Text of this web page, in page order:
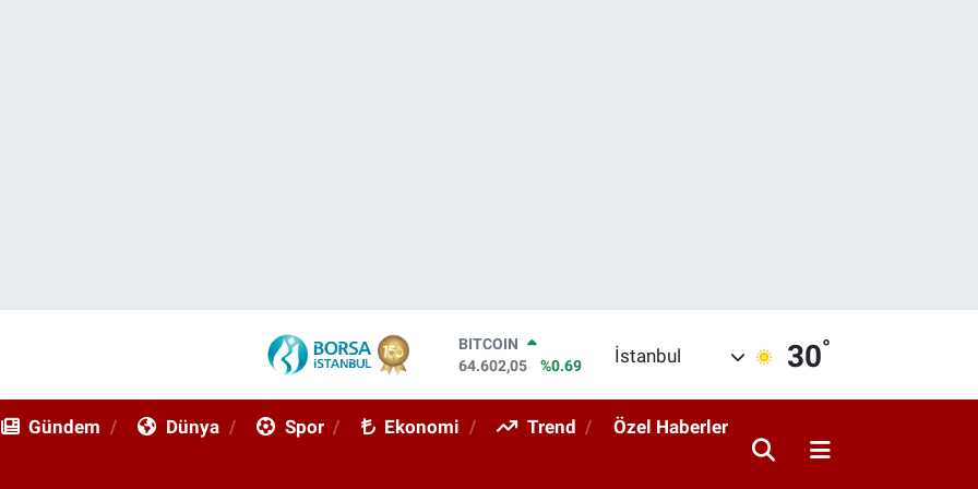
DOLAR
47,5986
%0.06
STERLİN
İstanbul 30°
Gündem Dünya Spor Ekonomi Trend Özel Haberler